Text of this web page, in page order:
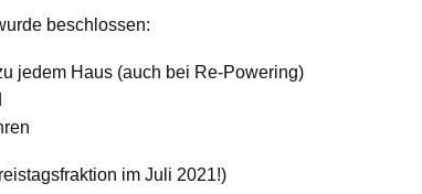
beschlossen:
jedem Haus (auch bei Re-Powering)
im Juli 2021!)